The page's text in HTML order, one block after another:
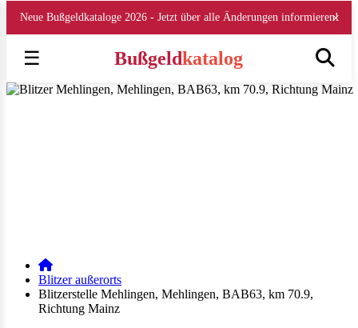
Neue Bußgeldkataloge 2026 - Jetzt über alle Änderungen informieren!
×
☰ Bußgeldkatalog
Blitzer außerorts
Blitzerstelle Mehlingen, Mehlingen, BAB63, km 70.9,
Richtung Mainz